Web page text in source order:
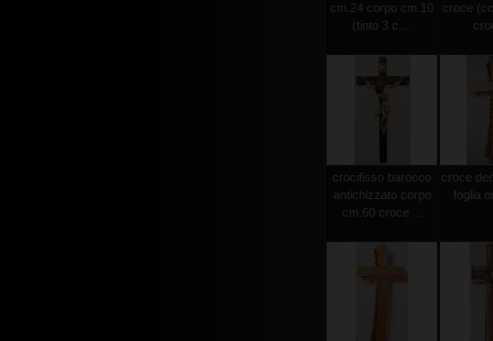
cm.24 corpo cm.10
(tinto 3 c....
croce
crocifisso barocco
antichizzato corpo
cm.60 croce ...
croce
foglia